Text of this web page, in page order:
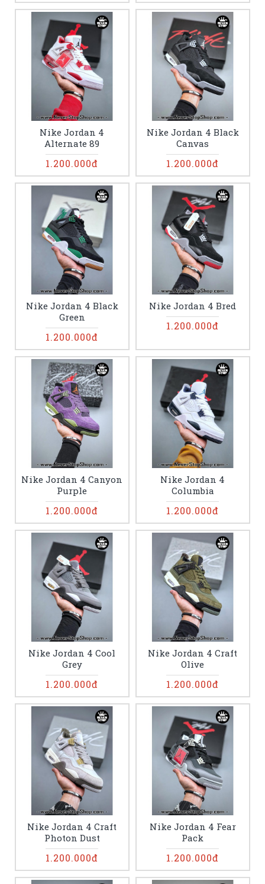
Nike Jordan 4
Alternate 89
1.200.000đ
Nike Jordan 4 Black
Canvas
1.200.000đ
Nike Jordan 4 Black
Green
1.200.000đ
Nike Jordan 4 Bred
1.200.000đ
Nike Jordan 4 Canyon
Purple
1.200.000đ
Nike Jordan 4
Columbia
1.200.000đ
Nike Jordan 4 Cool
Grey
1.200.000đ
Nike Jordan 4 Craft
Olive
1.200.000đ
Nike Jordan 4 Craft
Photon Dust
1.200.000đ
Nike Jordan 4 Fear
Pack
1.200.000đ